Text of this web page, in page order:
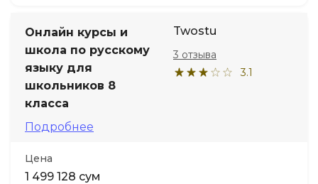
Онлайн курсы и
школа по русскому
языку для
школьников 8
класса
Подробнее
Twostu
3.1
3 отзыва
Цена
1 499 128 сум